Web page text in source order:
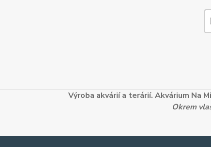
Výroba akvárií a terárií. Akvárium Na
Okrem